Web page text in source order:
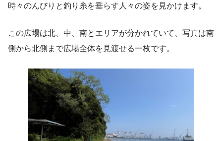
時々のんびりと釣り糸を垂らす人々の姿を見かけます。
この広場は北、中、南とエリアが分かれていて、写真は南
側から北側まで広場全体を見渡せる一枚です。